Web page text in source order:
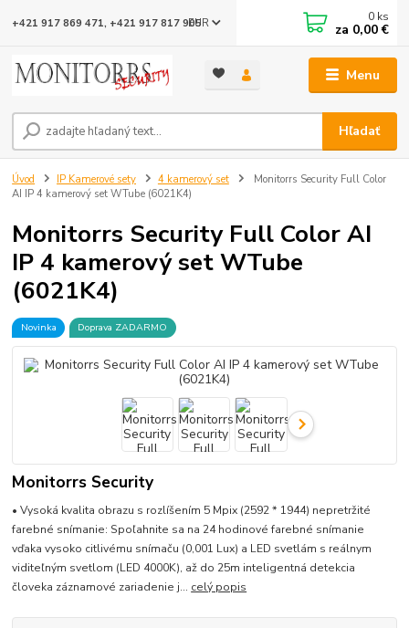
Menu
EUR
Hľadať
+421 917 869 471, +421 917 817 905 0 ks
za 0,00 €
Úvod IP Kamerové sety 4 kamerový set
Monitorrs Security Full Color
AI IP 4 kamerový set WTube (6021K4)
Monitorrs Security Full Color AI
IP 4 kamerový set WTube
(6021K4)
Novinka Doprava ZADARMO
Monitorrs Security
• Vysoká kvalita obrazu s rozlíšením 5 Mpix (2592 * 1944) nepretržité
farebné snímanie: Spoľahnite sa na 24 hodinové farebné snímanie
vďaka vysoko citlivému snímaču (0,001 Lux) a LED svetlám s reálnym
viditeľným svetlom (LED 4000K), až do 25m inteligentná detekcia
človeka záznamové zariadenie j... celý popis